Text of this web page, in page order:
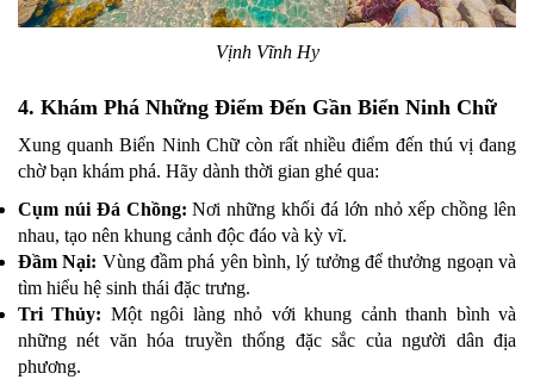
Vịnh Vĩnh Hy
4. Khám Phá Những Điểm Đến Gần Biển Ninh Chữ
Xung quanh Biển Ninh Chữ còn rất nhiều điểm đến thú vị đang
chờ bạn khám phá. Hãy dành thời gian ghé qua:
Cụm núi Đá Chồng: Nơi những khối đá lớn nhỏ xếp chồng lên
nhau, tạo nên khung cảnh độc đáo và kỳ vĩ.
Đầm Nại: Vùng đầm phá yên bình, lý tưởng để thưởng ngoạn và
tìm hiểu hệ sinh thái đặc trưng.
Tri Thủy: Một ngôi làng nhỏ với khung cảnh thanh bình và
những nét văn hóa truyền thống đặc sắc của người dân địa
phương.